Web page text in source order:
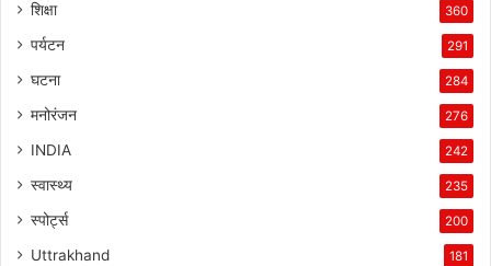
शिक्षा 360
पर्यटन 291
घटना 284
मनोरंजन 276
INDIA 242
स्वास्थ्य 235
स्पोर्ट्स 200
Uttrakhand 181